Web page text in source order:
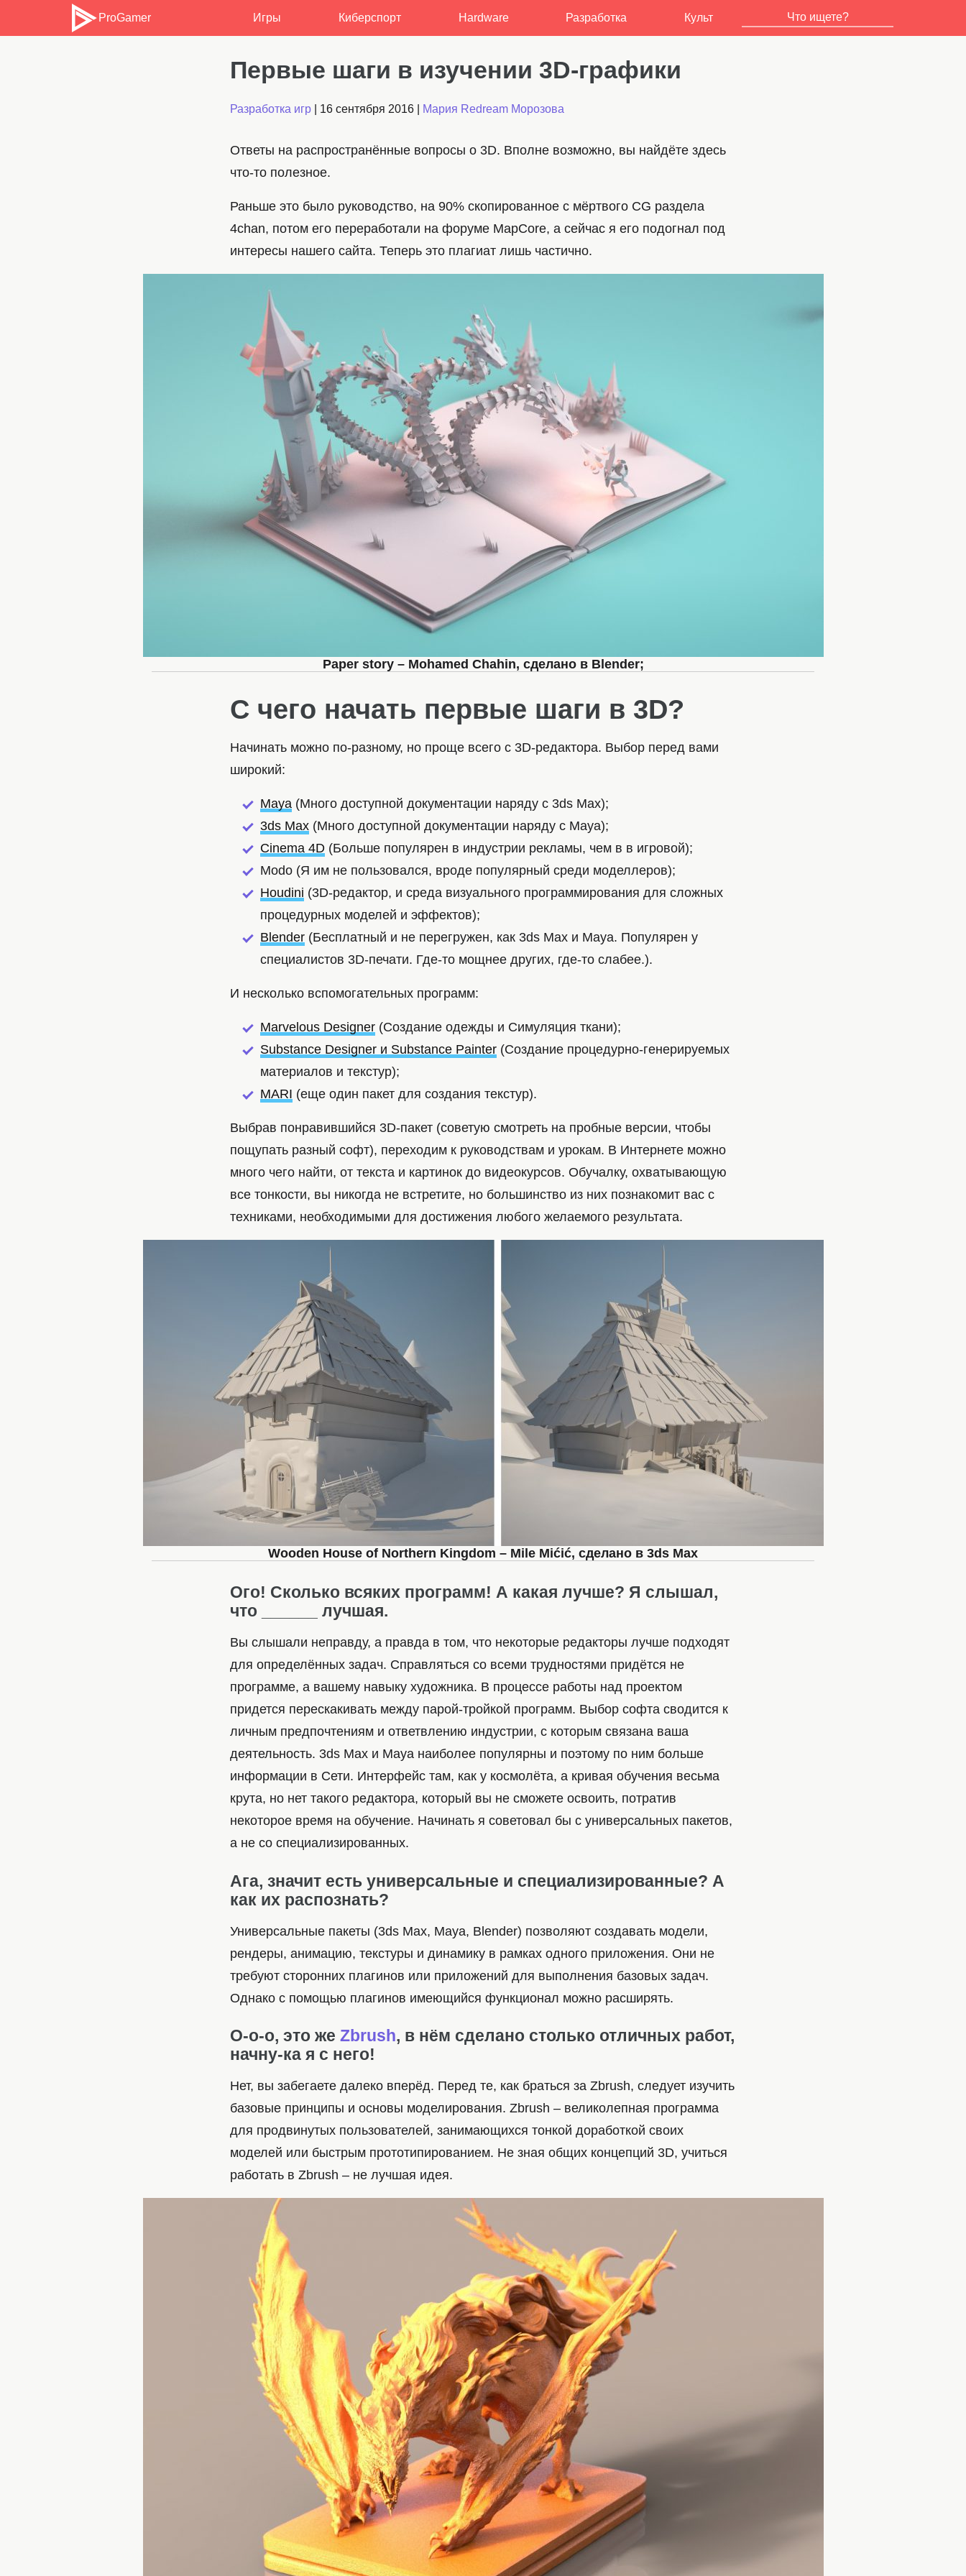
ProGamer Игры Киберспорт Hardware Разработка Культ
Первые шаги в изучении 3D-графики
Разработка игр 16 сентября 2016 Мария Redream Морозова
Ответы на распространённые вопросы о 3D. Вполне возможно, вы найдёте здесь
что-то полезное.
Раньше это было руководство, на 90% скопированное с мёртвого CG раздела
4chan, потом его переработали на форуме MapCore, а сейчас я его подогнал под
интересы нашего сайта. Теперь это плагиат лишь частично.
Paper story – Mohamed Chahin, сделано в Blender;
С чего начать первые шаги в 3D?
Начинать можно по-разному, но проще всего с 3D-редактора. Выбор перед вами
широкий:
Maya (Много доступной документации наряду с 3ds Max);
3ds Max (Много доступной документации наряду с Maya);
Cinema 4D (Больше популярен в индустрии рекламы, чем в в игровой);
Modo (Я им не пользовался, вроде популярный среди моделлеров);
Houdini (3D-редактор, и среда визуального программирования для сложных
процедурных моделей и эффектов);
Blender (Бесплатный и не перегружен, как 3ds Max и Maya. Популярен у
специалистов 3D-печати. Где-то мощнее других, где-то слабее.).
И несколько вспомогательных программ:
Marvelous Designer (Создание одежды и Симуляция ткани);
Substance Designer и Substance Painter (Создание процедурно-генерируемых
материалов и текстур);
MARI (еще один пакет для создания текстур).
Выбрав понравившийся 3D-пакет (советую смотреть на пробные версии, чтобы
пощупать разный софт), переходим к руководствам и урокам. В Интернете можно
много чего найти, от текста и картинок до видеокурсов. Обучалку, охватывающую
все тонкости, вы никогда не встретите, но большинство из них познакомит вас с
техниками, необходимыми для достижения любого желаемого результата.
Wooden House of Northern Kingdom – Mile Mićić, сделано в 3ds Max
Ого! Сколько всяких программ! А какая лучше? Я слышал,
что ______ лучшая.
Вы слышали неправду, а правда в том, что некоторые редакторы лучше подходят
для определённых задач. Справляться со всеми трудностями придётся не
программе, а вашему навыку художника. В процессе работы над проектом
придется перескакивать между парой-тройкой программ. Выбор софта сводится к
личным предпочтениям и ответвлению индустрии, с которым связана ваша
деятельность. 3ds Max и Maya наиболее популярны и поэтому по ним больше
информации в Сети. Интерфейс там, как у космолёта, а кривая обучения весьма
крута, но нет такого редактора, который вы не сможете освоить, потратив
некоторое время на обучение. Начинать я советовал бы с универсальных пакетов,
а не со специализированных.
Ага, значит есть универсальные и специализированные? А
как их распознать?
Универсальные пакеты (3ds Max, Maya, Blender) позволяют создавать модели,
рендеры, анимацию, текстуры и динамику в рамках одного приложения. Они не
требуют сторонних плагинов или приложений для выполнения базовых задач.
Однако с помощью плагинов имеющийся функционал можно расширять.
О-о-о, это же Zbrush, в нём сделано столько отличных работ,
начну-ка я с него!
Нет, вы забегаете далеко вперёд. Перед те, как браться за Zbrush, следует изучить
базовые принципы и основы моделирования. Zbrush – великолепная программа
для продвинутых пользователей, занимающихся тонкой доработкой своих
моделей или быстрым прототипированием. Не зная общих концепций 3D, учиться
работать в Zbrush – не лучшая идея.